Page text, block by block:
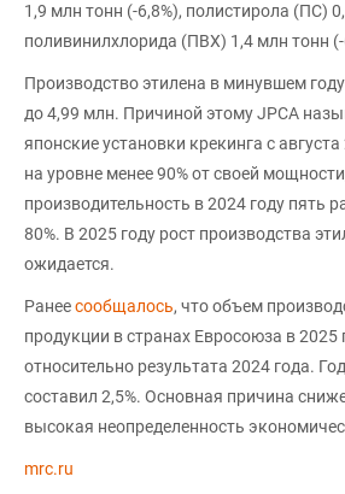
1,9 млн тонн (-6,8%), полистирола (ПС)
поливинилхлорида (ПВХ) 1,4 млн тонн (-
Производство этилена в минувшем
до 4,99 млн. Причиной этому JPCA
японские установки крекинга с
на уровне менее 90% от своей
производительность в 2024 году пять
80%. В 2025 году рост производства
ожидается.
Ранеесообщалось, что объем
продукции в странах Евросоюза в 2025
относительно результата 2024 года.
составил 2,5%. Основная причина
высокая неопределенность
mrc.ru